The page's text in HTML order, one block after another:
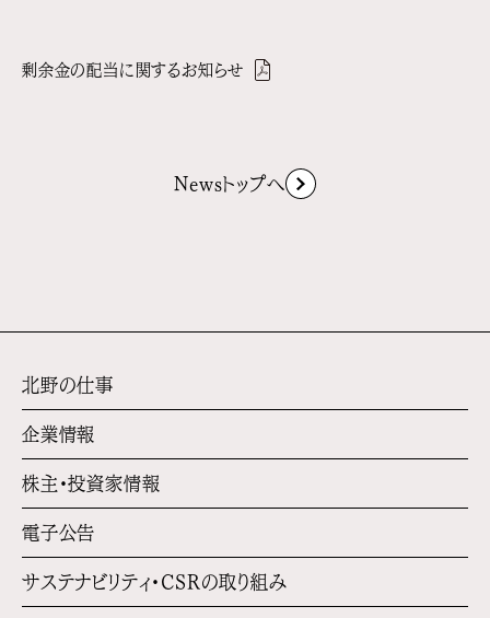
剰余金の配当に関するお知らせ
Newsトップへ
北野の仕事
企業情報
株主・投資家情報
電子公告
サステナビリティ・ CSRの取り組み